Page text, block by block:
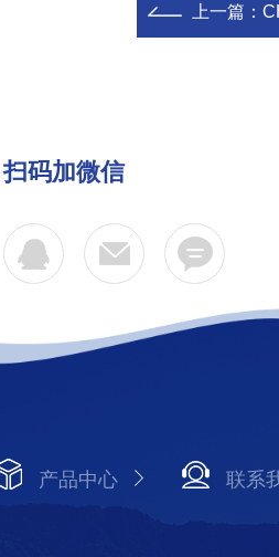
上一篇：
扫码加微信
产品中心 联系